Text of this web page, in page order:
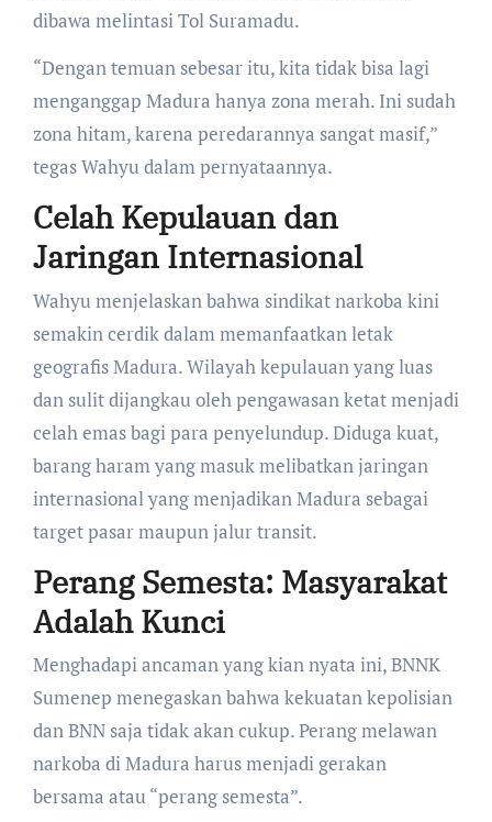
dibawa melintasi Tol Suramadu.
​“Dengan temuan sebesar itu, kita tidak bisa lagi
menganggap Madura hanya zona merah. Ini sudah
zona hitam, karena peredarannya sangat masif,”
tegas Wahyu dalam pernyataannya.
Celah Kepulauan dan
Jaringan Internasional
​Wahyu menjelaskan bahwa sindikat narkoba kini
semakin cerdik dalam memanfaatkan letak
geografis Madura. Wilayah kepulauan yang luas
dan sulit dijangkau oleh pengawasan ketat menjadi
celah emas bagi para penyelundup. Diduga kuat,
barang haram yang masuk melibatkan jaringan
internasional yang menjadikan Madura sebagai
target pasar maupun jalur transit.
Perang Semesta: Masyarakat
Adalah Kunci
​Menghadapi ancaman yang kian nyata ini, BNNK
Sumenep menegaskan bahwa kekuatan kepolisian
dan BNN saja tidak akan cukup. Perang melawan
narkoba di Madura harus menjadi gerakan
bersama atau “perang semesta”.